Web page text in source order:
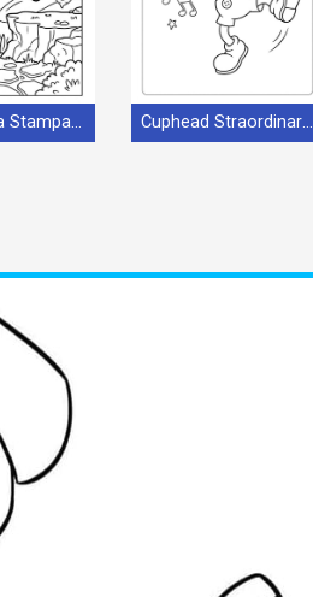
Cuphead da Stampare Cuphead Straordinario